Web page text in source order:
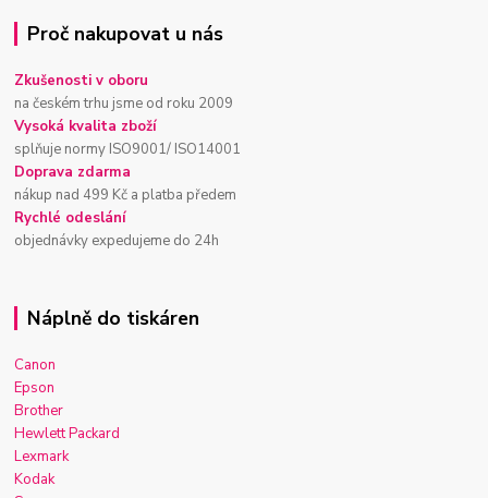
Proč nakupovat u nás
Zkušenosti v oboru
na českém trhu jsme od roku 2009
Vysoká kvalita zboží
splňuje normy ISO9001/ ISO14001
Doprava zdarma
nákup nad 499 Kč a platba předem
Rychlé odeslání
objednávky expedujeme do 24h
Náplně do tiskáren
Canon
Epson
Brother
Hewlett Packard
Lexmark
Kodak